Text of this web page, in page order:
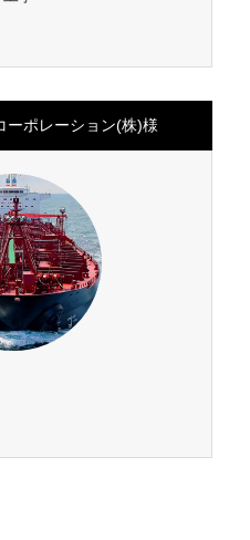
ーポレーション(株)様